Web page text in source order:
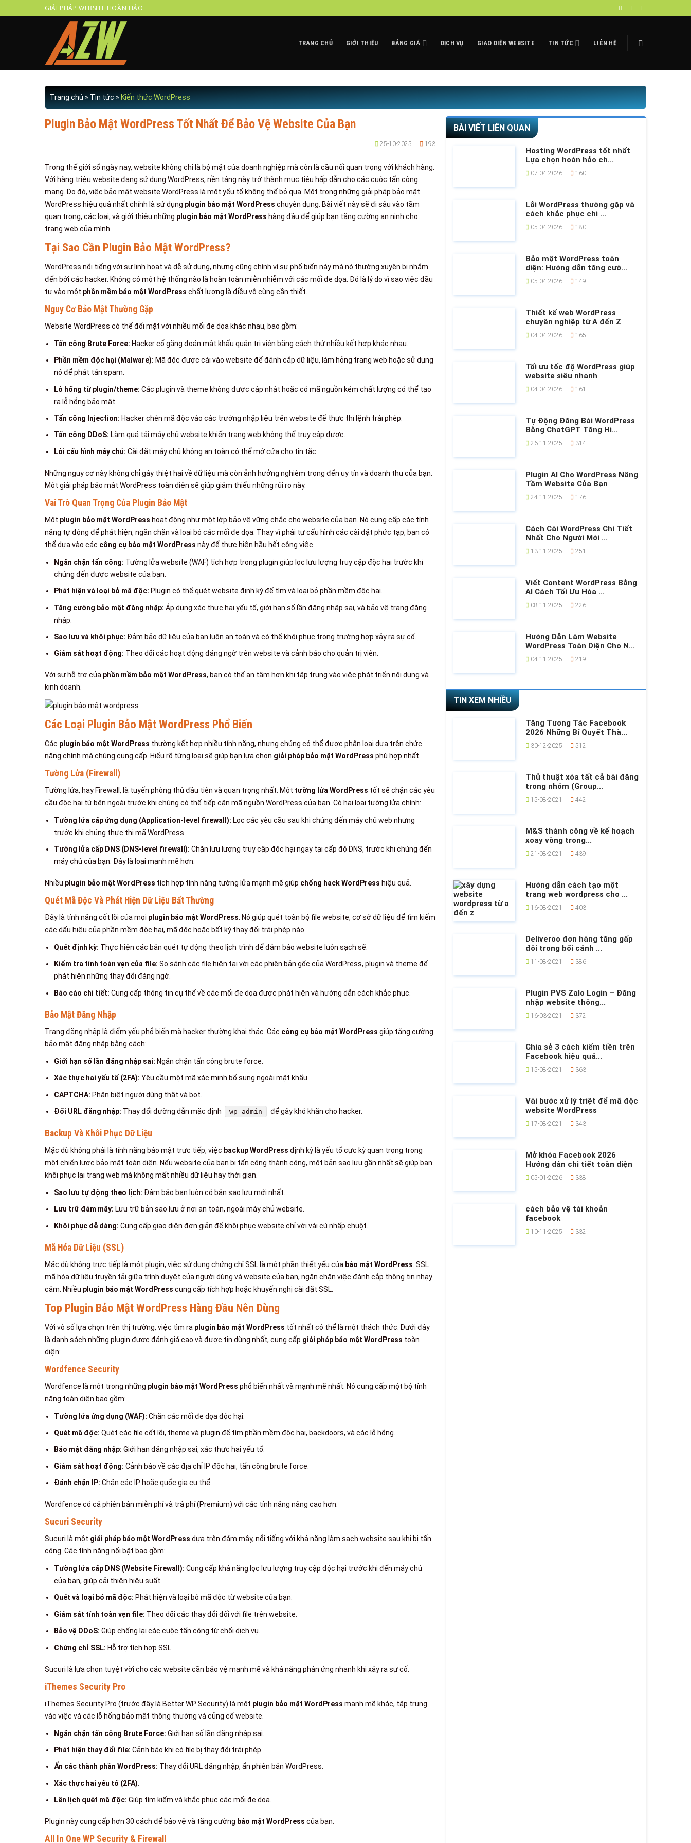
to
GIẢI PHÁP WEBSITE HOÀN HẢO
TRANG CHỦ GIỚI THIỆU BẢNG GIÁ DỊCH VỤ GIAO DIỆN WEBSITE TIN TỨC LIÊN HỆ
Trang chủ » Tin tức » Kiến thức WordPress
Plugin Bảo Mật WordPress Tốt Nhất Để Bảo Vệ Website Của Bạn
25-10-2025 193
Trong thế giới số ngày nay, website không chỉ là bộ mặt của doanh nghiệp mà còn là cầu nối quan trọng với khách hàng.
Với hàng triệu website đang sử dụng WordPress, nền tảng này trở thành mục tiêu hấp dẫn cho các cuộc tấn công
mạng. Do đó, việc bảo mật website WordPress là một yếu tố không thể bỏ qua. Một trong những giải pháp bảo mật
WordPress hiệu quả nhất chính là sử dụng plugin bảo mật WordPress chuyên dụng. Bài viết này sẽ đi sâu vào tầm
quan trọng, các loại, và giới thiệu những plugin bảo mật WordPress hàng đầu để giúp bạn tăng cường an ninh cho
trang web của mình.
Tại Sao Cần Plugin Bảo Mật WordPress?
WordPress nổi tiếng với sự linh hoạt và dễ sử dụng, nhưng cũng chính vì sự phổ biến này mà nó thường xuyên bị nhắm
đến bởi các hacker. Không có một hệ thống nào là hoàn toàn miễn nhiễm với các mối đe dọa. Đó là lý do vì sao việc đầu
tư vào một phần mềm bảo mật WordPress chất lượng là điều vô cùng cần thiết.
Nguy Cơ Bảo Mật Thường Gặp
Website WordPress có thể đối mặt với nhiều mối đe dọa khác nhau, bao gồm:
Tấn công Brute Force: Hacker cố gắng đoán mật khẩu quản trị viên bằng cách thử nhiều kết hợp khác nhau.
Phần mềm độc hại (Malware): Mã độc được cài vào website để đánh cắp dữ liệu, làm hỏng trang web hoặc sử dụng
nó để phát tán spam.
Lỗ hổng từ plugin/theme: Các plugin và theme không được cập nhật hoặc có mã nguồn kém chất lượng có thể tạo
ra lỗ hổng bảo mật.
Tấn công Injection: Hacker chèn mã độc vào các trường nhập liệu trên website để thực thi lệnh trái phép.
Tấn công DDoS: Làm quá tải máy chủ website khiến trang web không thể truy cập được.
Lỗi cấu hình máy chủ: Cài đặt máy chủ không an toàn có thể mở cửa cho tin tặc.
Những nguy cơ này không chỉ gây thiệt hại về dữ liệu mà còn ảnh hưởng nghiêm trọng đến uy tín và doanh thu của bạn.
Một giải pháp bảo mật WordPress toàn diện sẽ giúp giảm thiểu những rủi ro này.
Vai Trò Quan Trọng Của Plugin Bảo Mật
Một plugin bảo mật WordPress hoạt động như một lớp bảo vệ vững chắc cho website của bạn. Nó cung cấp các tính
năng tự động để phát hiện, ngăn chặn và loại bỏ các mối đe dọa. Thay vì phải tự cấu hình các cài đặt phức tạp, bạn có
thể dựa vào các công cụ bảo mật WordPress này để thực hiện hầu hết công việc.
Ngăn chặn tấn công: Tường lửa website (WAF) tích hợp trong plugin giúp lọc lưu lượng truy cập độc hại trước khi
chúng đến được website của bạn.
Phát hiện và loại bỏ mã độc: Plugin có thể quét website định kỳ để tìm và loại bỏ phần mềm độc hại.
Tăng cường bảo mật đăng nhập: Áp dụng xác thực hai yếu tố, giới hạn số lần đăng nhập sai, và bảo vệ trang đăng
nhập.
Sao lưu và khôi phục: Đảm bảo dữ liệu của bạn luôn an toàn và có thể khôi phục trong trường hợp xảy ra sự cố.
Giám sát hoạt động: Theo dõi các hoạt động đáng ngờ trên website và cảnh báo cho quản trị viên.
Với sự hỗ trợ của phần mềm bảo mật WordPress, bạn có thể an tâm hơn khi tập trung vào việc phát triển nội dung và
kinh doanh.
Các Loại Plugin Bảo Mật WordPress Phổ Biến
Các plugin bảo mật WordPress thường kết hợp nhiều tính năng, nhưng chúng có thể được phân loại dựa trên chức
năng chính mà chúng cung cấp. Hiểu rõ từng loại sẽ giúp bạn lựa chọn giải pháp bảo mật WordPress phù hợp nhất.
Tường Lửa (Firewall)
Tường lửa, hay Firewall, là tuyến phòng thủ đầu tiên và quan trọng nhất. Một tường lửa WordPress tốt sẽ chặn các yêu
cầu độc hại từ bên ngoài trước khi chúng có thể tiếp cận mã nguồn WordPress của bạn. Có hai loại tường lửa chính:
Tường lửa cấp ứng dụng (Application-level firewall): Lọc các yêu cầu sau khi chúng đến máy chủ web nhưng
trước khi chúng thực thi mã WordPress.
Tường lửa cấp DNS (DNS-level firewall): Chặn lưu lượng truy cập độc hại ngay tại cấp độ DNS, trước khi chúng đến
máy chủ của bạn. Đây là loại mạnh mẽ hơn.
Nhiều plugin bảo mật WordPress tích hợp tính năng tường lửa mạnh mẽ giúp chống hack WordPress hiệu quả.
Quét Mã Độc Và Phát Hiện Dữ Liệu Bất Thường
Đây là tính năng cốt lõi của mọi plugin bảo mật WordPress . Nó giúp quét toàn bộ file website, cơ sở dữ liệu để tìm kiếm
các dấu hiệu của phần mềm độc hại, mã độc hoặc bất kỳ thay đổi trái phép nào.
Quét định kỳ: Thực hiện các bản quét tự động theo lịch trình để đảm bảo website luôn sạch sẽ.
Kiểm tra tính toàn vẹn của file: So sánh các file hiện tại với các phiên bản gốc của WordPress, plugin và theme để
phát hiện những thay đổi đáng ngờ.
Báo cáo chi tiết: Cung cấp thông tin cụ thể về các mối đe dọa được phát hiện và hướng dẫn cách khắc phục.
Bảo Mật Đăng Nhập
Trang đăng nhập là điểm yếu phổ biến mà hacker thường khai thác. Các công cụ bảo mật WordPress giúp tăng cường
bảo mật đăng nhập bằng cách:
Giới hạn số lần đăng nhập sai: Ngăn chặn tấn công brute force.
Xác thực hai yếu tố (2FA): Yêu cầu một mã xác minh bổ sung ngoài mật khẩu.
CAPTCHA: Phân biệt người dùng thật và bot.
Đổi URL đăng nhập: Thay đổi đường dẫn mặc định wp-admin để gây khó khăn cho hacker.
Backup Và Khôi Phục Dữ Liệu
Mặc dù không phải là tính năng bảo mật trực tiếp, việc backup WordPress định kỳ là yếu tố cực kỳ quan trọng trong
một chiến lược bảo mật toàn diện. Nếu website của bạn bị tấn công thành công, một bản sao lưu gần nhất sẽ giúp bạn
khôi phục lại trang web mà không mất nhiều dữ liệu hay thời gian.
Sao lưu tự động theo lịch: Đảm bảo bạn luôn có bản sao lưu mới nhất.
Lưu trữ đám mây: Lưu trữ bản sao lưu ở nơi an toàn, ngoài máy chủ website.
Khôi phục dễ dàng: Cung cấp giao diện đơn giản để khôi phục website chỉ với vài cú nhấp chuột.
Mã Hóa Dữ Liệu (SSL)
Mặc dù không trực tiếp là một plugin, việc sử dụng chứng chỉ SSL là một phần thiết yếu của bảo mật WordPress . SSL
mã hóa dữ liệu truyền tải giữa trình duyệt của người dùng và website của bạn, ngăn chặn việc đánh cắp thông tin nhạy
cảm. Nhiều plugin bảo mật WordPress cung cấp tích hợp hoặc khuyến nghị cài đặt SSL.
Top Plugin Bảo Mật WordPress Hàng Đầu Nên Dùng
Với vô số lựa chọn trên thị trường, việc tìm ra plugin bảo mật WordPress tốt nhất có thể là một thách thức. Dưới đây
là danh sách những plugin được đánh giá cao và được tin dùng nhất, cung cấp giải pháp bảo mật WordPress toàn
diện:
Wordfence Security
Wordfence là một trong những plugin bảo mật WordPress phổ biến nhất và mạnh mẽ nhất. Nó cung cấp một bộ tính
năng toàn diện bao gồm:
Tường lửa ứng dụng (WAF): Chặn các mối đe dọa độc hại.
Quét mã độc: Quét các file cốt lõi, theme và plugin để tìm phần mềm độc hại, backdoors, và các lỗ hổng.
Bảo mật đăng nhập: Giới hạn đăng nhập sai, xác thực hai yếu tố.
Giám sát hoạt động: Cảnh báo về các địa chỉ IP độc hại, tấn công brute force.
Đánh chặn IP: Chặn các IP hoặc quốc gia cụ thể.
Wordfence có cả phiên bản miễn phí và trả phí (Premium) với các tính năng nâng cao hơn.
Sucuri Security
Sucuri là một giải pháp bảo mật WordPress dựa trên đám mây, nổi tiếng với khả năng làm sạch website sau khi bị tấn
công. Các tính năng nổi bật bao gồm:
Tường lửa cấp DNS (Website Firewall): Cung cấp khả năng lọc lưu lượng truy cập độc hại trước khi đến máy chủ
của bạn, giúp cải thiện hiệu suất.
Quét và loại bỏ mã độc: Phát hiện và loại bỏ mã độc từ website của bạn.
Giám sát tính toàn vẹn file: Theo dõi các thay đổi đối với file trên website.
Bảo vệ DDoS: Giúp chống lại các cuộc tấn công từ chối dịch vụ.
Chứng chỉ SSL: Hỗ trợ tích hợp SSL.
Sucuri là lựa chọn tuyệt vời cho các website cần bảo vệ mạnh mẽ và khả năng phản ứng nhanh khi xảy ra sự cố.
iThemes Security Pro
iThemes Security Pro (trước đây là Better WP Security) là một plugin bảo mật WordPress mạnh mẽ khác, tập trung
vào việc vá các lỗ hổng bảo mật thông thường và củng cố website.
Ngăn chặn tấn công Brute Force: Giới hạn số lần đăng nhập sai.
Phát hiện thay đổi file: Cảnh báo khi có file bị thay đổi trái phép.
Ẩn các thành phần WordPress: Thay đổi URL đăng nhập, ẩn phiên bản WordPress.
Xác thực hai yếu tố (2FA).
Lên lịch quét mã độc: Giúp tìm kiếm và khắc phục các mối đe dọa.
Plugin này cung cấp hơn 30 cách để bảo vệ và tăng cường bảo mật WordPress của bạn.
All In One WP Security & Firewall
BÀI VIẾT LIÊN QUAN
Hosting WordPress tốt nhất
Lựa chọn hoàn hảo ch...
07-04-2026 160
Lỗi WordPress thường gặp và
cách khắc phục chi ...
05-04-2026 180
Bảo mật WordPress toàn
diện: Hướng dẫn tăng cườ...
05-04-2026 149
Thiết kế web WordPress
chuyên nghiệp từ A đến Z
04-04-2026 165
Tối ưu tốc độ WordPress giúp
website siêu nhanh
04-04-2026 161
Tự Động Đăng Bài WordPress
Bằng ChatGPT Tăng Hi...
26-11-2025 314
Plugin AI Cho WordPress Nâng
Tầm Website Của Bạn
24-11-2025 176
Cách Cài WordPress Chi Tiết
Nhất Cho Người Mới ...
13-11-2025 251
Viết Content WordPress Bằng
AI Cách Tối Ưu Hóa ...
08-11-2025 226
Hướng Dẫn Làm Website
WordPress Toàn Diện Cho N...
04-11-2025 219
TIN XEM NHIỀU
Tăng Tương Tác Facebook
2026 Những Bí Quyết Thà...
30-12-2025 512
Thủ thuật xóa tất cả bài đăng
trong nhóm (Group...
15-08-2021 442
M&S thành công về kế hoạch
xoay vòng trong...
21-08-2021 439
Hướng dẫn cách tạo một
trang web wordpress cho ...
16-08-2021 403
Deliveroo đơn hàng tăng gấp
đôi trong bối cảnh ...
11-08-2021 386
Plugin PVS Zalo Login – Đăng
nhập website thông...
16-03-2021 372
Chia sẻ 3 cách kiếm tiền trên
Facebook hiệu quả...
15-08-2021 363
Vài bước xử lý triệt để mã độc
website WordPress
17-08-2021 343
Mở khóa Facebook 2026
Hướng dẫn chi tiết toàn diện
05-01-2026 338
cách bảo vệ tài khoản
facebook
10-11-2025 332